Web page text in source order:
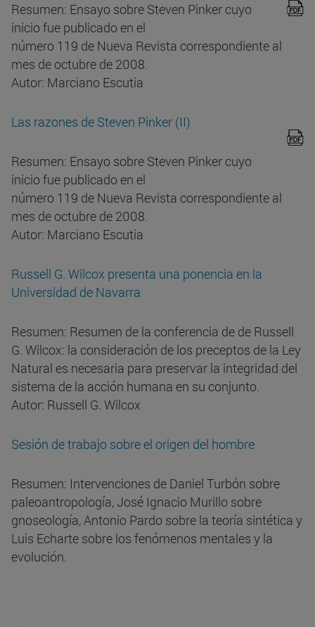
Resumen: Ensayo sobre Steven Pinker cuyo
inicio fue publicado en el
número 119 de Nueva Revista correspondiente al
mes de octubre de 2008.
Autor: Marciano Escutia
Las razones de Steven Pinker (II)
Resumen: Ensayo sobre Steven Pinker cuyo
inicio fue publicado en el
número 119 de Nueva Revista correspondiente al
mes de octubre de 2008.
Autor: Marciano Escutia
Russell G. Wilcox presenta una ponencia en la
Universidad de Navarra
Resumen: Resumen de la conferencia de de Russell
G. Wilcox: la consideración de los preceptos de la Ley
Natural es necesaria para preservar la integridad del
sistema de la acción humana en su conjunto.
Autor: Russell G. Wilcox
Sesión de trabajo sobre el origen del hombre
Resumen: Intervenciones de Daniel Turbón sobre
paleoantropología, José Ignacio Murillo sobre
gnoseología, Antonio Pardo sobre la teoría sintética y
Luis Echarte sobre los fenómenos mentales y la
evolución.